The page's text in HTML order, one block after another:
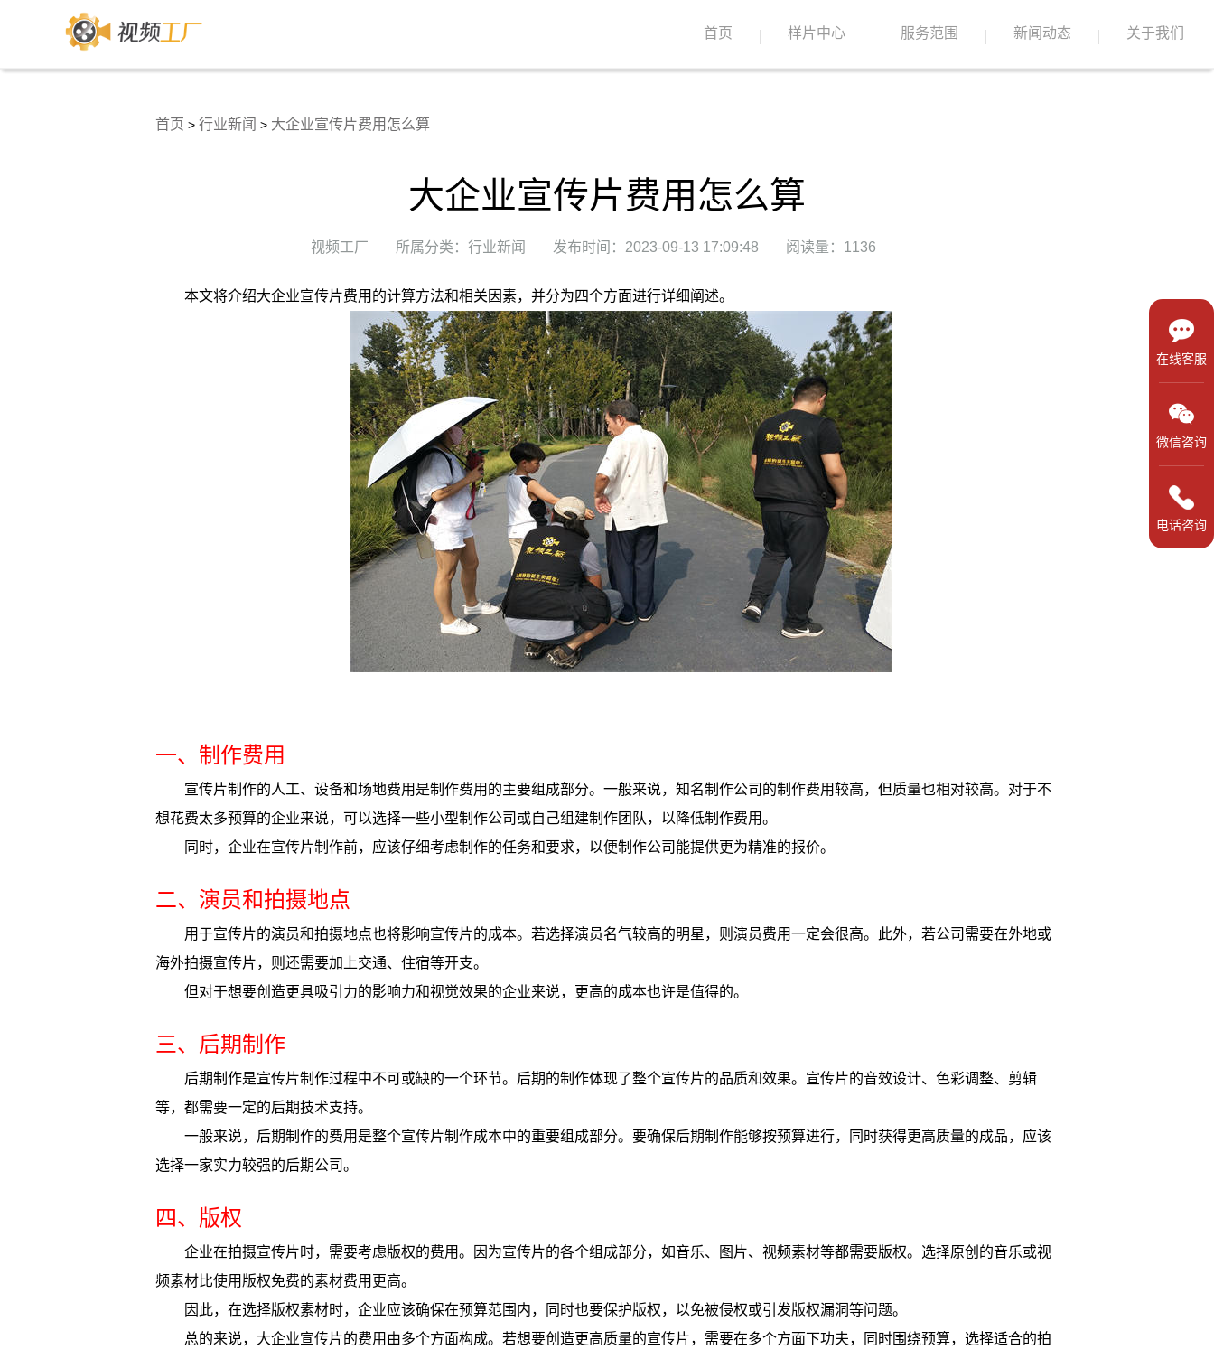
首页 样片中心 服务范围 新闻动态 关于我们
首页 > 行业新闻 > 大企业宣传片费用怎么算
大企业宣传片费用怎么算
视频工厂 所属分类：行业新闻 发布时间：2023-09-13 17:09:48 阅读量：1136
本文将介绍大企业宣传片费用的计算方法和相关因素，并分为四个方面进行详细阐述。
一、制作费用
宣传片制作的人工、设备和场地费用是制作费用的主要组成部分。一般来说，知名制作公司的制作费用较高，但质量也相对较高。对于不
想花费太多预算的企业来说，可以选择一些小型制作公司或自己组建制作团队，以降低制作费用。
同时，企业在宣传片制作前，应该仔细考虑制作的任务和要求，以便制作公司能提供更为精准的报价。
二、演员和拍摄地点
用于宣传片的演员和拍摄地点也将影响宣传片的成本。若选择演员名气较高的明星，则演员费用一定会很高。此外，若公司需要在外地或
海外拍摄宣传片，则还需要加上交通、住宿等开支。
但对于想要创造更具吸引力的影响力和视觉效果的企业来说，更高的成本也许是值得的。
三、后期制作
后期制作是宣传片制作过程中不可或缺的一个环节。后期的制作体现了整个宣传片的品质和效果。宣传片的音效设计、色彩调整、剪辑
等，都需要一定的后期技术支持。
一般来说，后期制作的费用是整个宣传片制作成本中的重要组成部分。要确保后期制作能够按预算进行，同时获得更高质量的成品，应该
选择一家实力较强的后期公司。
四、版权
企业在拍摄宣传片时，需要考虑版权的费用。因为宣传片的各个组成部分，如音乐、图片、视频素材等都需要版权。选择原创的音乐或视
频素材比使用版权免费的素材费用更高。
因此，在选择版权素材时，企业应该确保在预算范围内，同时也要保护版权，以免被侵权或引发版权漏洞等问题。
总的来说，大企业宣传片的费用由多个方面构成。若想要创造更高质量的宣传片，需要在多个方面下功夫，同时围绕预算，选择适合的拍
在线客服
微信咨询
电话咨询